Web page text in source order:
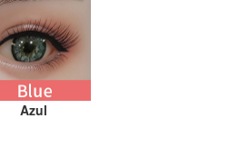
Azul